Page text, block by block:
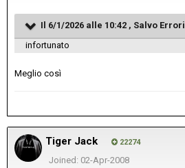
Il 6/1/2026 alle 10:42 , Salvo Errori
infortunato
Meglio così
Tiger Jack 22274
Joined: 02-Apr-2008